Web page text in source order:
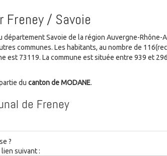
Freney / Savoie
département Savoie de la région Auvergne-Rhône-
communes. Les habitants, au nombre de
est 73119. La commune est située entre 939 et
du canton de MODANE.
de Freney
?
suivant :